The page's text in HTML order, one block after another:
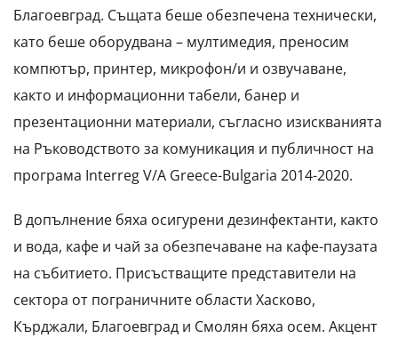
Благоевград. Същата беше обезпечена технически,
като беше оборудвана – мултимедия, преносим
компютър, принтер, микрофон/и и озвучаване,
както и информационни табели, банер и
презентационни материали, съгласно изискванията
на Ръководството за комуникация и публичност на
програма Interreg V/A Greece-Bulgaria 2014-2020.
В допълнение бяха осигурени дезинфектанти, както
и вода, кафе и чай за обезпечаване на кафе-паузата
на събитието. Присъстващите представители на
сектора от пограничните области Хасково,
Кърджали, Благоевград и Смолян бяха осем. Акцент